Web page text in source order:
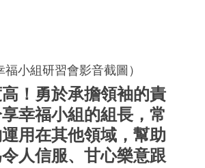
小組研習會影音截圖）
！勇於承擔領袖的責
幸福小組的組長，常
用在其他領域，幫助
人信服、甘心樂意跟